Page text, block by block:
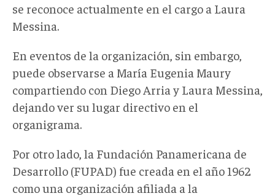
se reconoce actualmente en el cargo a Laura
Messina.
En eventos de la organización, sin embargo,
puede observarse a María Eugenia Maury
compartiendo con Diego Arria y Laura Messina,
dejando ver su lugar directivo en el
organigrama.
Por otro lado, la Fundación Panamericana de
Desarrollo (FUPAD) fue creada en el año 1962
como una organización afiliada a la